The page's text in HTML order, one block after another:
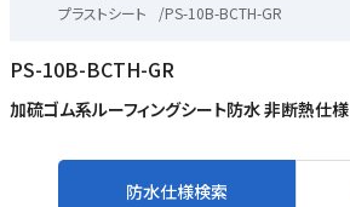
プラストシート
/PS-10B-BCTH-GR
PS-10B-BCTH-GR
加硫ゴム系ルーフィングシート防水 非断熱仕様
防水仕様検索